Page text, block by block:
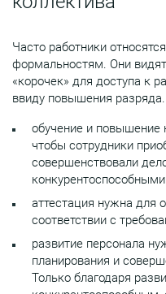
Часто работники
формальностям. Они
«корочек» для доступа к
ввиду повышения разряда.
обучение и повышение
чтобы сотрудники
совершенствовали
аттестация нужна для
соответствии с
развитие персонала
планирования и
Только благодаря